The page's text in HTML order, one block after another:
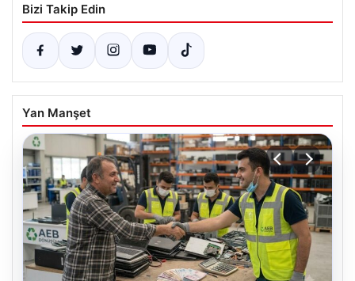
Bizi Takip Edin
Yan Manşet